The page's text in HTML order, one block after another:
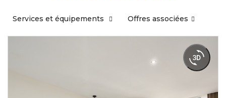
Services et équipements Offres associées